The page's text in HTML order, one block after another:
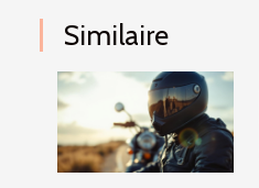
Similaire